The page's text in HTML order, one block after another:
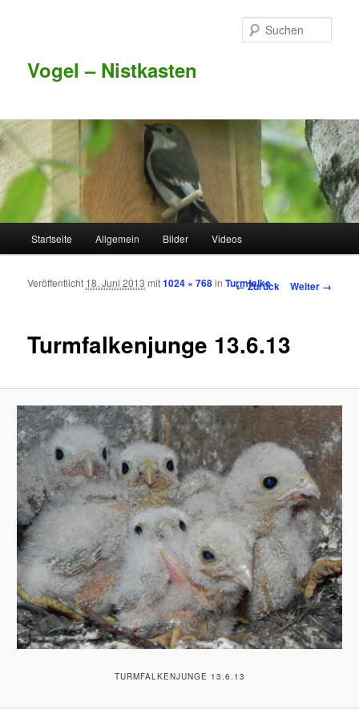
Vogel – Nistkasten
Zum Inhalt wechseln
Zum sekundären Inhalt wechseln
Startseite Allgemein Bilder Videos
Bilder-Navigation
← Zurück Weiter →
Turmfalkenjunge 13.6.13
Veröffentlicht 18. Juni 2013 mit1024 × 768inTurmfalke
TURMFALKENJUNGE 13.6.13